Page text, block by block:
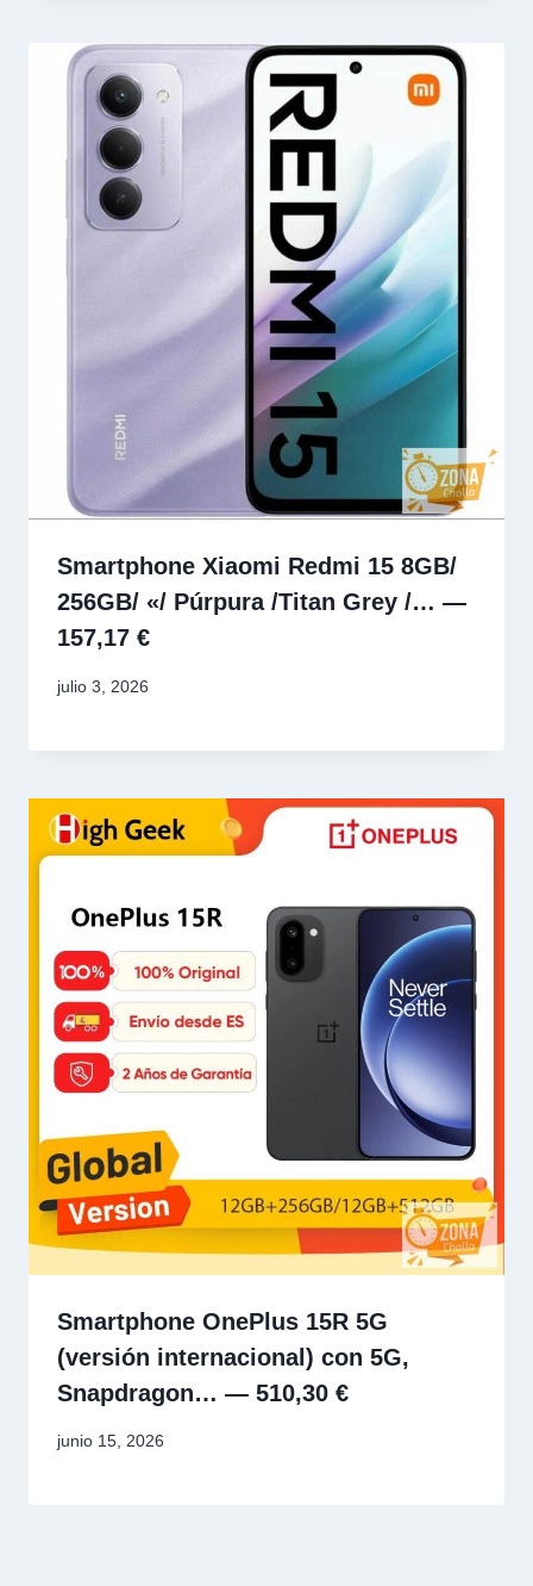
Smartphone Xiaomi Redmi 15 8GB/
256GB/ «/ Púrpura /Titan Grey /… —
157,17 €
julio 3, 2026
Smartphone OnePlus 15R 5G
(versión internacional) con 5G,
Snapdragon… — 510,30 €
junio 15, 2026